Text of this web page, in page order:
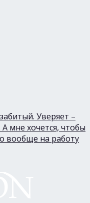
Уверяет –
мне хочется, чтобы
вообще на работу